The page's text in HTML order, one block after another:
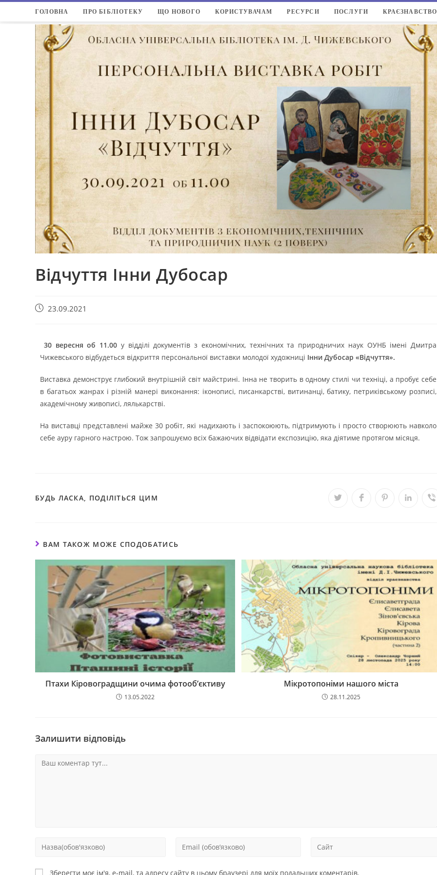
ГОЛОВНА ПРО БІБЛІОТЕКУ ЩО НОВОГО КОРИСТУВАЧАМ РЕСУРСИ ПОСЛУГИ КРАЄЗНАВСТВО
Відчуття Інни Дубосар
23.09.2021
30 вересня об 11.00 у відділі документів з економічних, технічних та природничих наук ОУНБ імені Дмитра
Чижевського відбудеться відкриття персональної виставки молодої художниці Інни Дубосар «Відчуття».
Виставка демонструє глибокий внутрішній світ майстрині. Інна не творить в одному стилі чи техніці, а пробує себе
в багатьох жанрах і різній манері виконання: іконописі, писанкарстві, витинанці, батику, петриківському розписі,
академічному живописі, лялькарстві.
На виставці представлені майже 30 робіт, які надихають і заспокоюють, підтримують і просто створюють навколо
себе ауру гарного настрою. Тож запрошуємо всіх бажаючих відвідати експозицію, яка діятиме протягом місяця.
БУДЬ ЛАСКА, ПОДІЛІТЬСЯ ЦИМ
ВАМ ТАКОЖ МОЖЕ СПОДОБАТИСЬ
Птахи Кіровоградщини очима фотооб’єктиву
13.05.2022
Мікротопоніми нашого міста
28.11.2025
Залишити відповідь
Зберегти моє ім'я, e-mail, та адресу сайту в цьому браузері для моїх подальших коментарів.